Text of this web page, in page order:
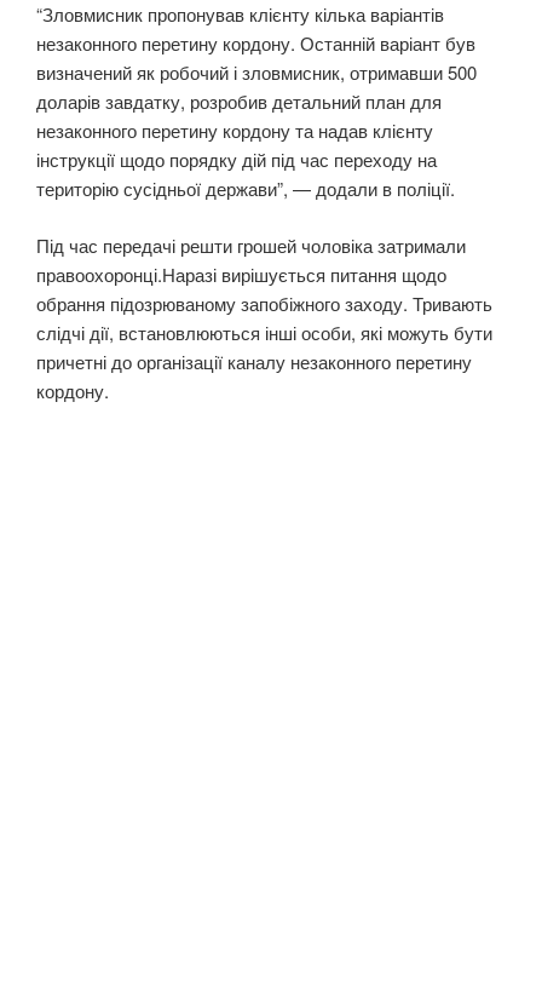
“Зловмисник пропонував клієнту кілька варіантів
незаконного перетину кордону. Останній варіант був
визначений як робочий і зловмисник, отримавши 500
доларів завдатку, розробив детальний план для
незаконного перетину кордону та надав клієнту
інструкції щодо порядку дій під час переходу на
територію сусідньої держави”, — додали в поліції.
Під час передачі решти грошей чоловіка затримали
правоохоронці.Наразі вирішується питання щодо
обрання підозрюваному запобіжного заходу. Тривають
слідчі дії, встановлюються інші особи, які можуть бути
причетні до організації каналу незаконного перетину
кордону.